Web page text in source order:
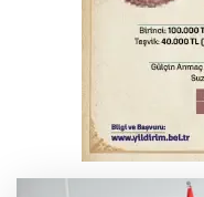
Serbest